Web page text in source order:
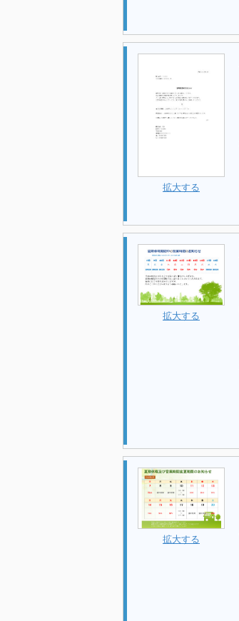
拡大する
拡大する
拡大する